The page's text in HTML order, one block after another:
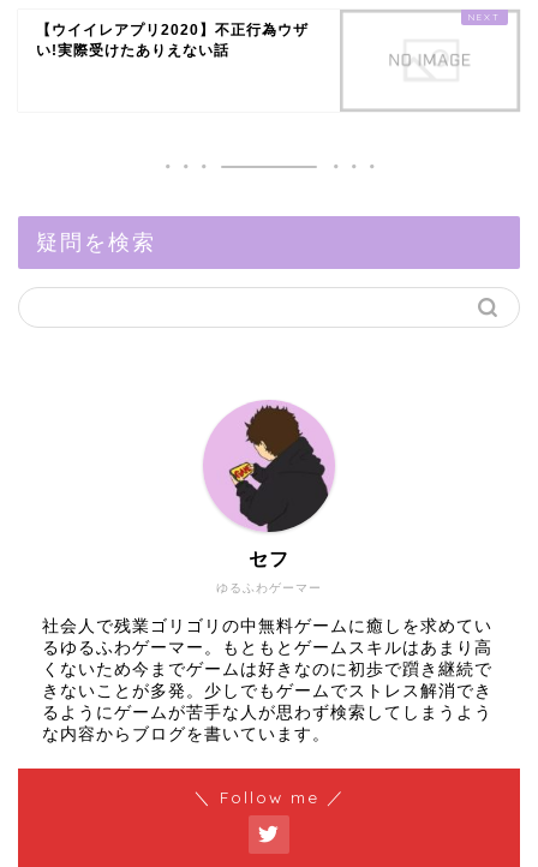
【ウイイレアプリ2020】不正行為ウザ
い!実際受けたありえない話
疑問を検索
ゆるふわゲーマー
セフ
社会人で残業ゴリゴリの中無料ゲームに癒しを求めてい
るゆるふわゲーマー。もともとゲームスキルはあまり高
くないため今までゲームは好きなのに初歩で躓き継続で
きないことが多発。少しでもゲームでストレス解消でき
るようにゲームが苦手な人が思わず検索してしまうよう
な内容からブログを書いています。
＼ Follow me ／